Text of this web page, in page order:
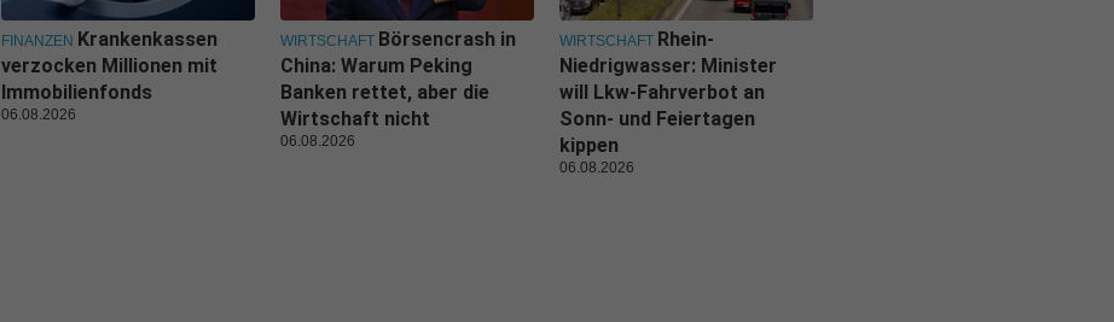
FINANZEN Krankenkassen
verzocken Millionen mit
Immobilienfonds
06.08.2026
WIRTSCHAFT Börsencrash in
China: Warum Peking
Banken rettet, aber die
Wirtschaft nicht
06.08.2026
WIRTSCHAFT Rhein-
Niedrigwasser: Minister
will Lkw-Fahrverbot an
Sonn- und Feiertagen
kippen
06.08.2026